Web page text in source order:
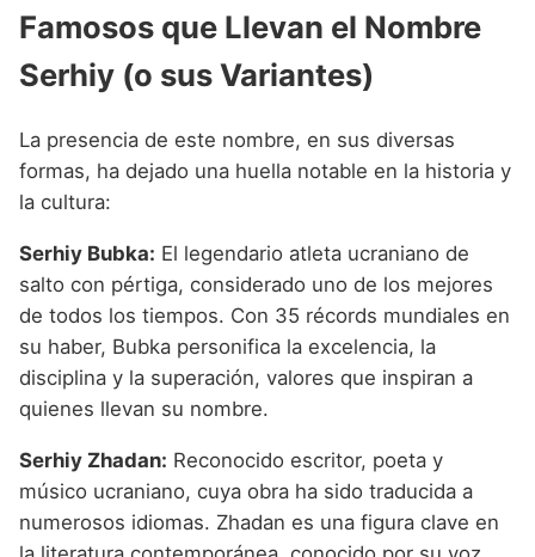
Famosos que Llevan el Nombre
Serhiy (o sus Variantes)
La presencia de este nombre, en sus diversas
formas, ha dejado una huella notable en la historia y
la cultura:
Serhiy Bubka: El legendario atleta ucraniano de
salto con pértiga, considerado uno de los mejores
de todos los tiempos. Con 35 récords mundiales en
su haber, Bubka personifica la excelencia, la
disciplina y la superación, valores que inspiran a
quienes llevan su nombre.
Serhiy Zhadan: Reconocido escritor, poeta y
músico ucraniano, cuya obra ha sido traducida a
numerosos idiomas. Zhadan es una figura clave en